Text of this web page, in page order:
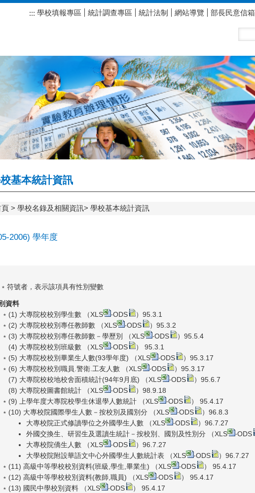
::: 學校填報專區 統計調查專區 統計法制 網站導覽 部長民意信箱
基本統計資訊
頁 學校名錄及相關資訊 學校基本統計資訊
2006) 學年度
符號者，表示該項具有性別變數
資料
﹡(1) 大專院校校別學生數 （XLS ‧ODS
）95.3.1
﹡(2) 大專院校校別專任教師數 （XLS ‧ODS
）95.3.2
﹡(3) 大專院校校別專任教師數－學歷別 （XLS ‧ODS
）95.5.4
(4) 大專院校校別班級數 （XLS ‧ODS
） 95.3.1
﹡(5) 大專院校校別畢業生人數(93學年度) （XLS ‧ODS
）95.3.17
﹡(6) 大專院校校別職員.警衛.工友人數 （XLS ‧ODS
）95.3.17
(7) 大專院校校地校舍面積統計(94年9月底) （XLS ‧ODS
）95.6.7
(8) 大專院校圖書館統計 （XLS ‧ODS
）98.9.18
﹡(9) 上學年度大專院校學生休退學人數統計 （XLS ‧ODS
） 95.4.17
﹡(10) 大專校院國際學生人數－按校別及國別分 （XLS ‧ODS
）96.8.3
大專校院正式修讀學位之外國學生人數 （XLS ‧ODS
）96.7.27
外國交換生、研習生及選讀生統計－按校別、國別及性別分 （XLS ‧ODS
大專校院僑生人數 （XLS ‧ODS
）96.7.27
大學校院附設華語文中心外國學生人數統計表 （XLS ‧ODS
）96.7.27
﹡(11) 高級中等學校校別資料(班級,學生,畢業生) （XLS ‧ODS
） 95.4.17
﹡(12) 高級中等學校校別資料(教師,職員) （XLS ‧ODS
） 95.4.17
﹡(13) 國民中學校別資料 （XLS ‧ODS
） 95.4.17